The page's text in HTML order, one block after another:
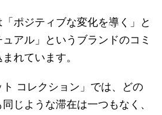
ポジティブな変化を導く」と
ュアル」というブランドのコミ
れています。
コレクション」では、どの
じような滞在は一つもなく、